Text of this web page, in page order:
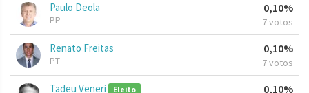
Paulo Deola
PP
0,10%
7 votos
Renato Freitas
PT
0,10%
7 votos
Tadeu Veneri Eleito 0,10%